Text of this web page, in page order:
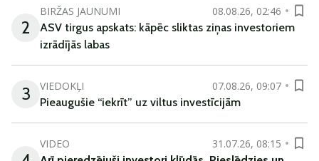
2
BIRŽAS JAUNUMI
08.08.26, 02:46
ASV tirgus apskats: kāpēc sliktas ziņas investoriem
izrādījās labas
3 VIEDOKĻI
07.08.26, 09:07
Pieaugušie “iekrīt” uz viltus investīcijām
VIDEO
31.07.26, 08:15